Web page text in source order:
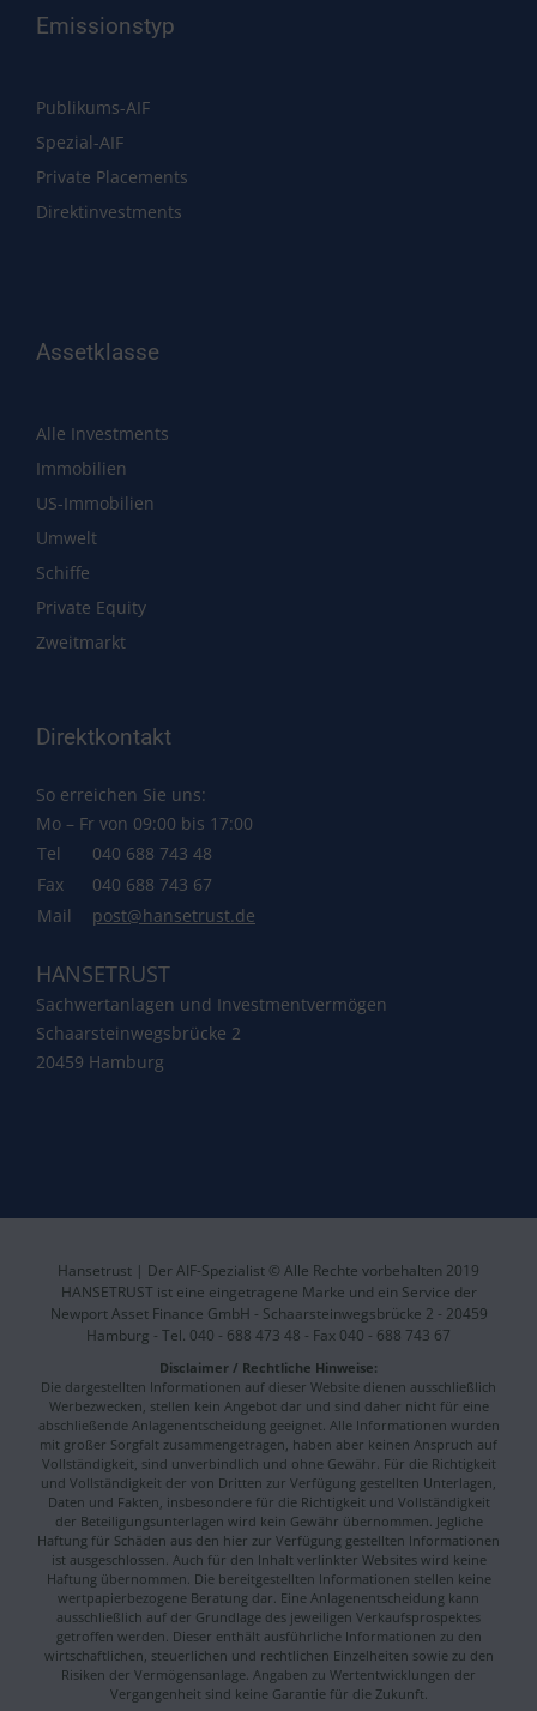
Emissionstyp
Publikums-AIF
Spezial-AIF
Private Placements
Direktinvestments
Assetklasse
Alle Investments
Immobilien
US-Immobilien
Umwelt
Schiffe
Private Equity
Zweitmarkt
Direktkontakt
So erreichen Sie uns:
Mo – Fr von 09:00 bis 17:00
Tel
040 688 743 48
Fax
040 688 743 67
Mail
post@hansetrust.de
HANSETRUST
Sachwertanlagen und Investmentvermögen
Schaarsteinwegsbrücke 2
20459 Hamburg
Hansetrust | Der AIF-Spezialist © Alle Rechte vorbehalten 2019
HANSETRUST ist eine eingetragene Marke und ein Service der
Newport Asset Finance GmbH - Schaarsteinwegsbrücke 2 - 20459
Hamburg - Tel. 040 - 688 473 48 - Fax 040 - 688 743 67
Disclaimer / Rechtliche Hinweise:
Die dargestellten Informationen auf dieser Website dienen ausschließlich
Werbezwecken, stellen kein Angebot dar und sind daher nicht für eine
abschließende Anlagenentscheidung geeignet. Alle Informationen wurden
mit großer Sorgfalt zusammengetragen, haben aber keinen Anspruch auf
Vollständigkeit, sind unverbindlich und ohne Gewähr. Für die Richtigkeit
und Vollständigkeit der von Dritten zur Verfügung gestellten Unterlagen,
Daten und Fakten, insbesondere für die Richtigkeit und Vollständigkeit
der Beteiligungsunterlagen wird kein Gewähr übernommen. Jegliche
Haftung für Schäden aus den hier zur Verfügung gestellten Informationen
ist ausgeschlossen. Auch für den Inhalt verlinkter Websites wird keine
Haftung übernommen. Die bereitgestellten Informationen stellen keine
wertpapierbezogene Beratung dar. Eine Anlagenentscheidung kann
ausschließlich auf der Grundlage des jeweiligen Verkaufsprospektes
getroffen werden. Dieser enthält ausführliche Informationen zu den
wirtschaftlichen, steuerlichen und rechtlichen Einzelheiten sowie zu den
Risiken der Vermögensanlage. Angaben zu Wertentwicklungen der
Vergangenheit sind keine Garantie für die Zukunft.